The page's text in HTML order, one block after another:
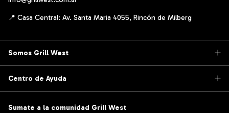
Somos Grill West
Centro de Ayuda
Sumate a la comunidad Grill West